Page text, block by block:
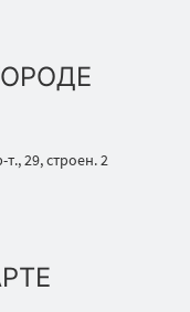
29, строен. 2